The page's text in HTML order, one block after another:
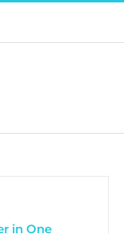
in One